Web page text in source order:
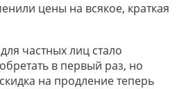
цены на всякое, краткая
для частных лиц стало
в первый раз, но
на продление теперь